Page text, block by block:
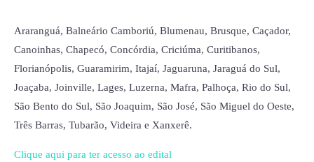
Araranguá, Balneário Camboriú, Blumenau, Brusque, Caçador,
Canoinhas, Chapecó, Concórdia, Criciúma, Curitibanos,
Florianópolis, Guaramirim, Itajaí, Jaguaruna, Jaraguá do Sul,
Joaçaba, Joinville, Lages, Luzerna, Mafra, Palhoça, Rio do Sul,
São Bento do Sul, São Joaquim, São José, São Miguel do Oeste,
Três Barras, Tubarão, Videira e Xanxerê.
Clique aqui para ter acesso ao edital